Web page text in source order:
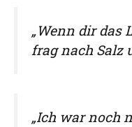
„Wenn dir das
frag nach Salz
„Ich war noch